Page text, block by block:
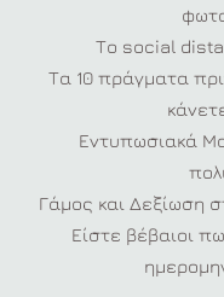
Το social
Τα 10 πράγματα
Εντυπωσιακά
Γάμος και Δεξίωση
Είστε βέβαιοι